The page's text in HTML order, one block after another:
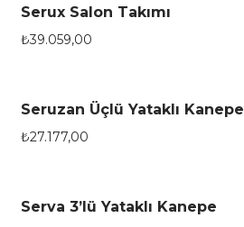
Serux Salon Takımı
₺39.059,00
Seruzan Üçlü Yataklı Kanepe
₺27.177,00
Serva 3’lü Yataklı Kanepe